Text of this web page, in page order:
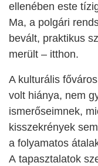
ellenében este
Ma, a polgári
bevált, praktikus
merült – itthon.
A kulturális
volt hiánya, nem
ismerőseimnek,
kisszekrények
a folyamatos
A tapasztalatok